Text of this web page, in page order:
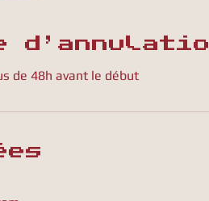
de 48h avant le début